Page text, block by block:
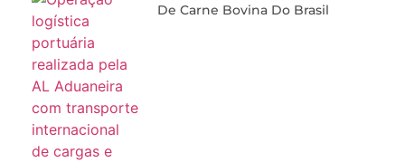
De Carne Bovina Do Brasil